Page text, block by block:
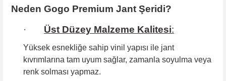
Neden Gogo Premium Jant Şeridi?
·
Üst Düzey Malzeme Kalitesi:
Yüksek esnekliğe sahip vinil yapısı ile jant
kıvrımlarına tam uyum sağlar, zamanla soyulma veya
renk solması yapmaz.